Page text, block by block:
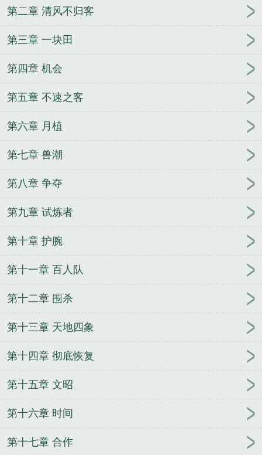
第二章 清风不归客
第三章 一块田
第四章 机会
第五章 不速之客
第六章 月植
第七章 兽潮
第八章 争夺
第九章 试炼者
第十章 护腕
第十一章 百人队
第十二章 围杀
第十三章 天地四象
第十四章 彻底恢复
第十五章 文昭
第十六章 时间
第十七章 合作